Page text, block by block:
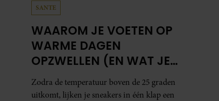
SANTE
WAAROM JE VOETEN OP
WARME DAGEN
OPZWELLEN (EN WAT JE
ERAAN KUNT DOEN)
Zodra de temperatuur boven de 25 graden
uitkomt, lijken je sneakers in één klap een